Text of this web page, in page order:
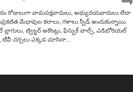
రోజులుగా వామపక్షవాదులు, అభ్యుదయవాదులు లేదా
మేధావుల కలాలు, గళాలు స్పీడ్ అందుకున్నాయి.
బ్లాగులు, ట్విట్టర్ అకౌంట్లు, ఫేస్బుక్ వాల్స్, ఎడిటోరియల్
టీవీ చర్చలు ఎక్కడ చూసినా...